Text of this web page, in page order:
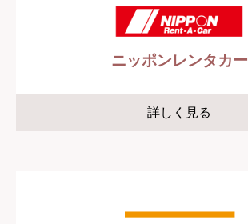
ニッポンレンタカー
詳しく見る